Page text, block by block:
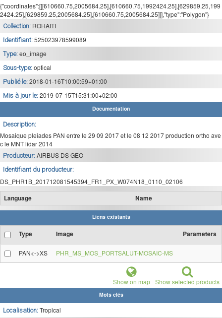
{"coordinates":[[[610660.75,2005684.25],[610660.75,1992424.25],[629859.25,199
2424.25],[629859.25,2005684.25],[610660.75,2005684.25]]],"type":"Polygon"}
Collection: ROHAITI
Identifiant: 525023978599089
Type: eo_image
Sous-type: optical
Publié le: 2018-01-16T10:00:59+01:00
Mis à jour le: 2019-07-15T15:31:00+02:00
Documentation
Description:
Mosaique pleiades PAN entre le 29 09 2017 et le 08 12 2017 production ortho ave
c le MNT lidar 2014
Producteur: AIRBUS DS GEO
Identifiant du producteur:
DS_PHR1B_201712081545394_FR1_PX_W074N18_0110_02106
Language Name
Liens existants
Type Image Parameters
PAN<->XS PHR_MS_MOS_PORTSALUT-MOSAIC-MS
Show on map Show selected products
Mots clés
Localisation: Tropical